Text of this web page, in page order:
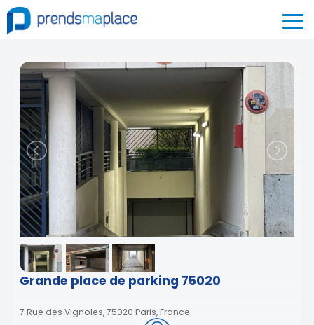
Grande place de parking 75020
7 Rue des Vignoles, 75020 Paris, France